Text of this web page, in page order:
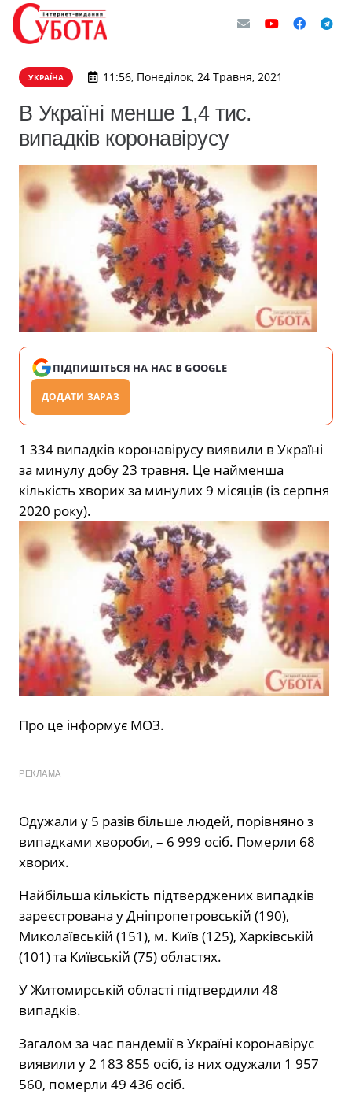
УКРАЇНА 11:56, Понеділок, 24 Травня, 2021
В Україні менше 1,4 тис.
випадків коронавірусу
ПІДПИШІТЬСЯ НА НАС В GOOGLE
ДОДАТИ ЗАРАЗ
1 334 випадків коронавірусу виявили в Україні
за минулу добу 23 травня. Це найменша
кількість хворих за минулих 9 місяців (із серпня
2020 року).
Про це інформує МОЗ.
РЕКЛАМА
Одужали у 5 разів більше людей, порівняно з
випадками хвороби, – 6 999 осіб. Померли 68
хворих.
Найбільша кількість підтверджених випадків
зареєстрована у Дніпропетровській (190),
Миколаївській (151), м. Київ (125), Харківській
(101) та Київській (75) областях.
У Житомирській області підтвердили 48
випадків.
Загалом за час пандемії в Україні коронавірус
виявили у 2 183 855 осіб, із них одужали 1 957
560, померли 49 436 осіб.